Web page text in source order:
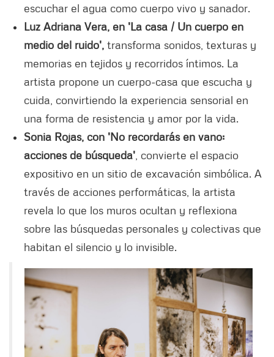
escuchar el agua como cuerpo vivo y sanador.
Luz Adriana Vera, en 'La casa / Un cuerpo en
medio del ruido', transforma sonidos, texturas y
memorias en tejidos y recorridos íntimos. La
artista propone un cuerpo-casa que escucha y
cuida, convirtiendo la experiencia sensorial en
una forma de resistencia y amor por la vida.
Sonia Rojas, con 'No recordarás en vano:
acciones de búsqueda' , convierte el espacio
expositivo en un sitio de excavación simbólica. A
través de acciones performáticas, la artista
revela lo que los muros ocultan y reflexiona
sobre las búsquedas personales y colectivas que
habitan el silencio y lo invisible.